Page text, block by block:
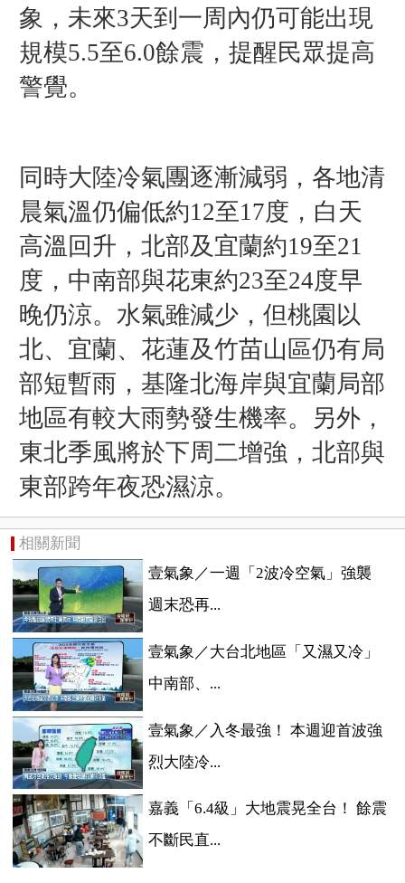
象， 未來3天到一周內仍可能出現
規模5.5至6.0餘震，提醒民眾提高
警覺。
同時大陸冷氣團逐漸減弱，各地清
晨氣溫仍偏低約12至17度，白天
高溫回升，北部及宜蘭約19至21
度，中南部與花東約23至24度早
晚仍涼。水氣雖減少，但桃園以
北、宜蘭、花蓮及竹苗山區仍有局
部短暫雨，基隆北海岸與宜蘭局部
地區有較大雨勢發生機率。另外，
東北季風將於下周二增強，北部與
東部跨年夜恐濕涼。
相關新聞
壹氣象／一週「2波冷空氣」強襲
週末恐再...
壹氣象／大台北地區「又濕又冷」
中南部、...
壹氣象／入冬最強！ 本週迎首波強
烈大陸冷...
嘉義「6.4級」大地震晃全台！ 餘震
不斷民直...